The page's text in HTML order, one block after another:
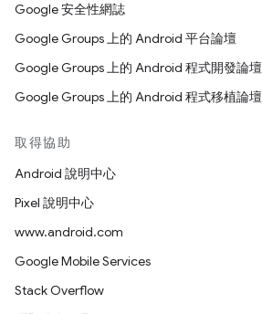
Google 安全性網誌
Google Groups 上的 Android 平台論壇
Google Groups 上的 Android 程式開發論壇
Google Groups 上的 Android 程式移植論壇
取得協助
Android 說明中心
Pixel 說明中心
www.android.com
Google Mobile Services
Stack Overflow